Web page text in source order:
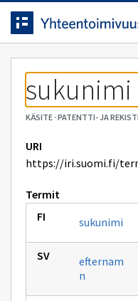
Siirrytty
sivulle
Siirry suoraan sisältöön.
sukunimi
KÄSITE· PATENTTI- JA
URI
https://iri.suomi.fi/
Termit
sukunimi
efternam
n